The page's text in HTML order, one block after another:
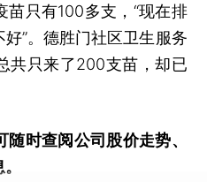
只有100多支，“现在排
”。德胜门社区卫生服务
共只来了200支苗，却已
随时查阅公司股价走势、